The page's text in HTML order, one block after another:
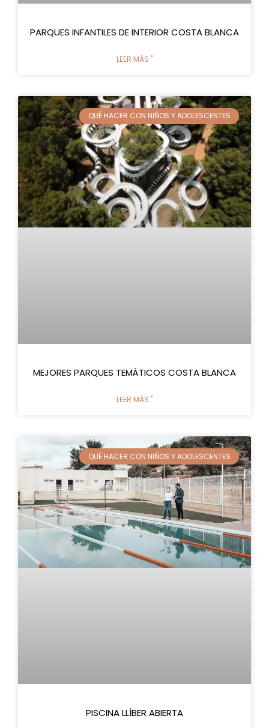
PARQUES INFANTILES DE INTERIOR COSTA BLANCA
LEER MÁS "
QUÉ HACER CON NIÑOS Y ADOLESCENTES
MEJORES PARQUES TEMÁTICOS COSTA BLANCA
LEER MÁS "
QUÉ HACER CON NIÑOS Y ADOLESCENTES
PISCINA LLÍBER ABIERTA